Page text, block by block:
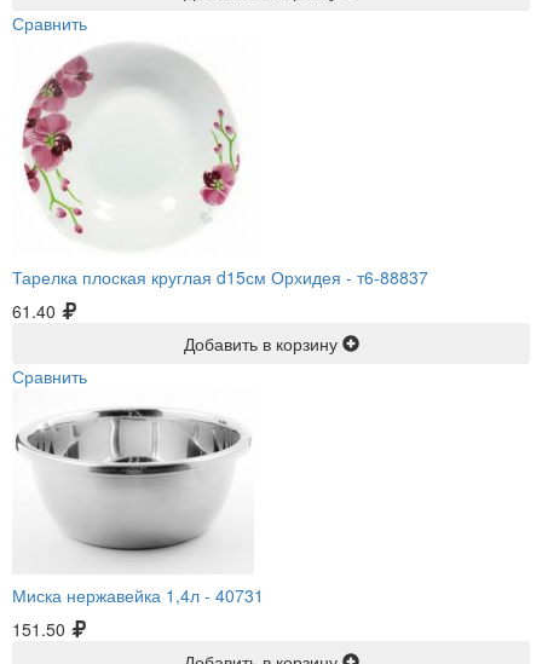
Сравнить
Тарелка плоская круглая d15см Орхидея - т6-88837
61.40
Добавить в корзину
Сравнить
Миска нержавейка 1,4л - 40731
151.50